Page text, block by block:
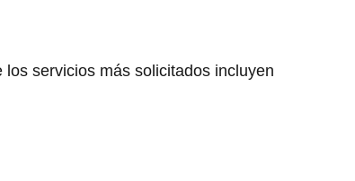
los servicios más solicitados incluyen